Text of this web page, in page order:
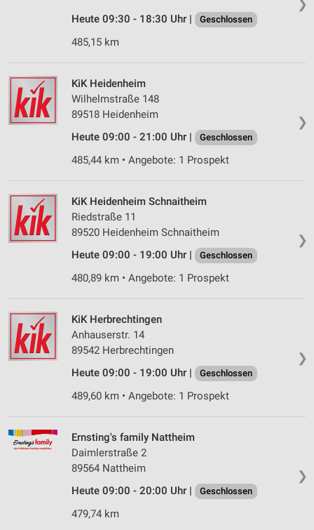
❯
Heute 09:30 - 18:30 Uhr |
Geschlossen
485,15 km
❯
KiK Heidenheim
Wilhelmstraße 148
89518 Heidenheim
Heute 09:00 - 21:00 Uhr |
Geschlossen
485,44 km • Angebote: 1 Prospekt
❯
KiK Heidenheim Schnaitheim
Riedstraße 11
89520 Heidenheim Schnaitheim
Heute 09:00 - 19:00 Uhr |
Geschlossen
480,89 km • Angebote: 1 Prospekt
❯
KiK Herbrechtingen
Anhauserstr. 14
89542 Herbrechtingen
Heute 09:00 - 19:00 Uhr |
Geschlossen
489,60 km • Angebote: 1 Prospekt
❯
Ernsting's family Nattheim
Daimlerstraße 2
89564 Nattheim
Heute 09:00 - 20:00 Uhr |
Geschlossen
479,74 km